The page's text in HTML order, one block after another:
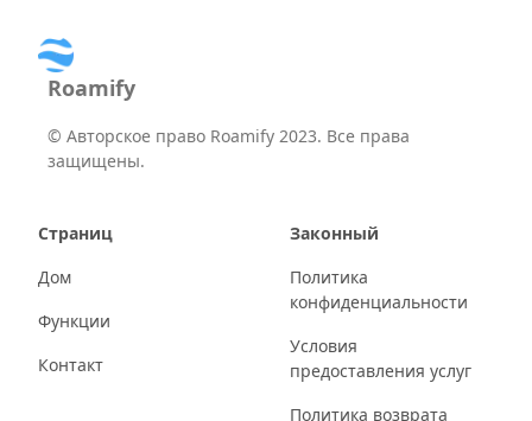
Roamify
© Авторское право Roamify 2023. Все права
защищены.
Страниц
Дом
Функции
Контакт
Законный
Политика
конфиденциальности
Условия
предоставления услуг
Политика возврата